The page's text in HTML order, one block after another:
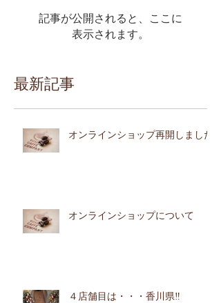
記事が公開されると、ここに
表示されます。
最新記事
オンラインショップ再開しました
オンラインショップについて
４店舗目は・・・香川県‼︎